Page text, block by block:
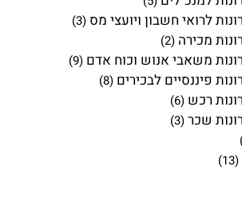
לרואי חשבון ויועצי מס (3)
מכירה (2)
משאבי אנוש וכוח אדם (9)
פיננסיים לבכירים (8)
רכש (6)
שכר(3)
(13)